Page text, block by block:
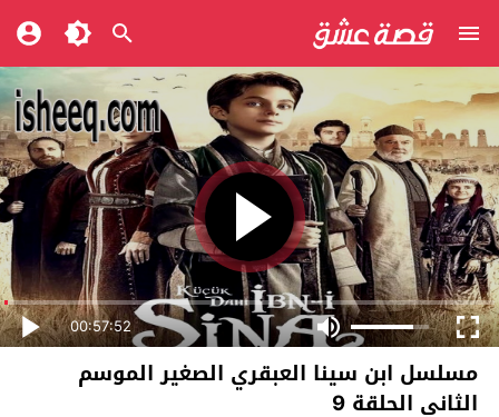
00:57:52
مسلسل ابن سينا العبقري الصغير الموسم
الثاني الحلقة 9